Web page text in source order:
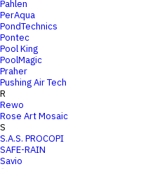
Pahlen
PerAqua
PondTechnics
Pontec
Pool King
PoolMagic
Praher
Pushing Air Tech
R
Rewo
Rose Art Mosaic
S
S.A.S. PROCOPI
SAFE-RAIN
Savio